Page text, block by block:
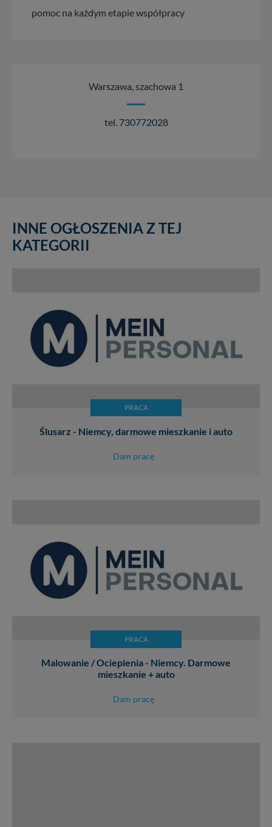
pomoc na każdym etapie współpracy
Warszawa, szachowa 1
tel. 730772028
INNE OGŁOSZENIA Z TEJ
KATEGORII
PRACA
Ślusarz - Niemcy, darmowe mieszkanie i auto
Dam pracę
PRACA
Malowanie / Ocieplenia - Niemcy. Darmowe
mieszkanie + auto
Dam pracę